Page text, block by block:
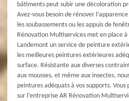
bâtiments peut subir une décoloration
Avez-vous besoin de rénover
les soubassements ou les appuis de
Rénovation Multiservices met en place à
Landemont un service de peinture
les meilleures peintures extérieures
surface. Résistante aux diverses
aux mousses, et même aux insectes,
peintures adéquats à vos supports.
sur l’entreprise AR Rénovation